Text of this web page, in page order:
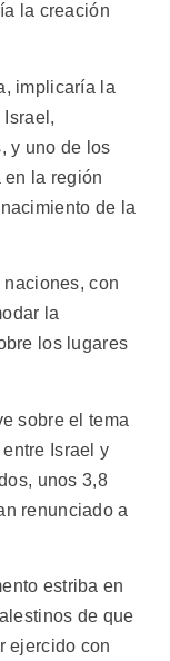
la creación
implicaría la
y uno de los
la región
de la
con
la
los lugares
sobre el tema
Israel y
unos 3,8
renunciado a
estriba en
de que
ejercido con